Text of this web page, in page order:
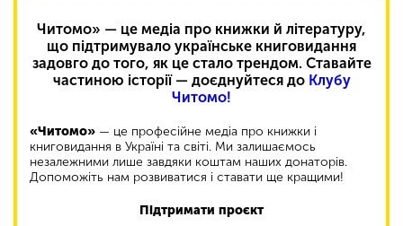
Читомо» — це медіа про книжки й літературу,
що підтримувало українське книговидання
задовго до того, як це стало трендом. Ставайте
частиною історії — доєднуйтеся до Клубу
Читомо!
«Читомо» — це професійне медіа про книжки і
книговидання в Україні та світі. Ми залишаємось
незалежними лише завдяки коштам наших донаторів.
Допоможіть нам розвиватися і ставати ще кращими!
Підтримати проєкт